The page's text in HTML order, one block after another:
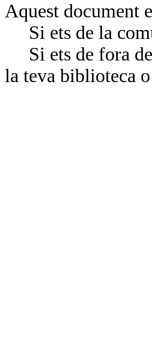
Aquest document
Si ets de la
Si ets de fora de
la teva biblioteca